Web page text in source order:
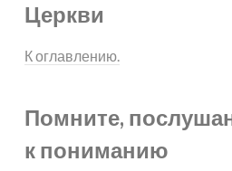
Церкви
К оглавлению.
Помните,
к пониманию